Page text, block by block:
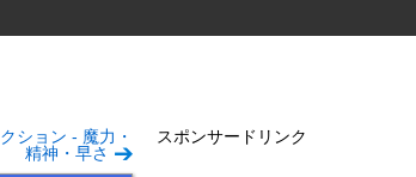
ション - 魔力・
精神・早さ
スポンサードリンク